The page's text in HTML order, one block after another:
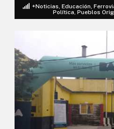
+Noticias Educación
Política Pueblos